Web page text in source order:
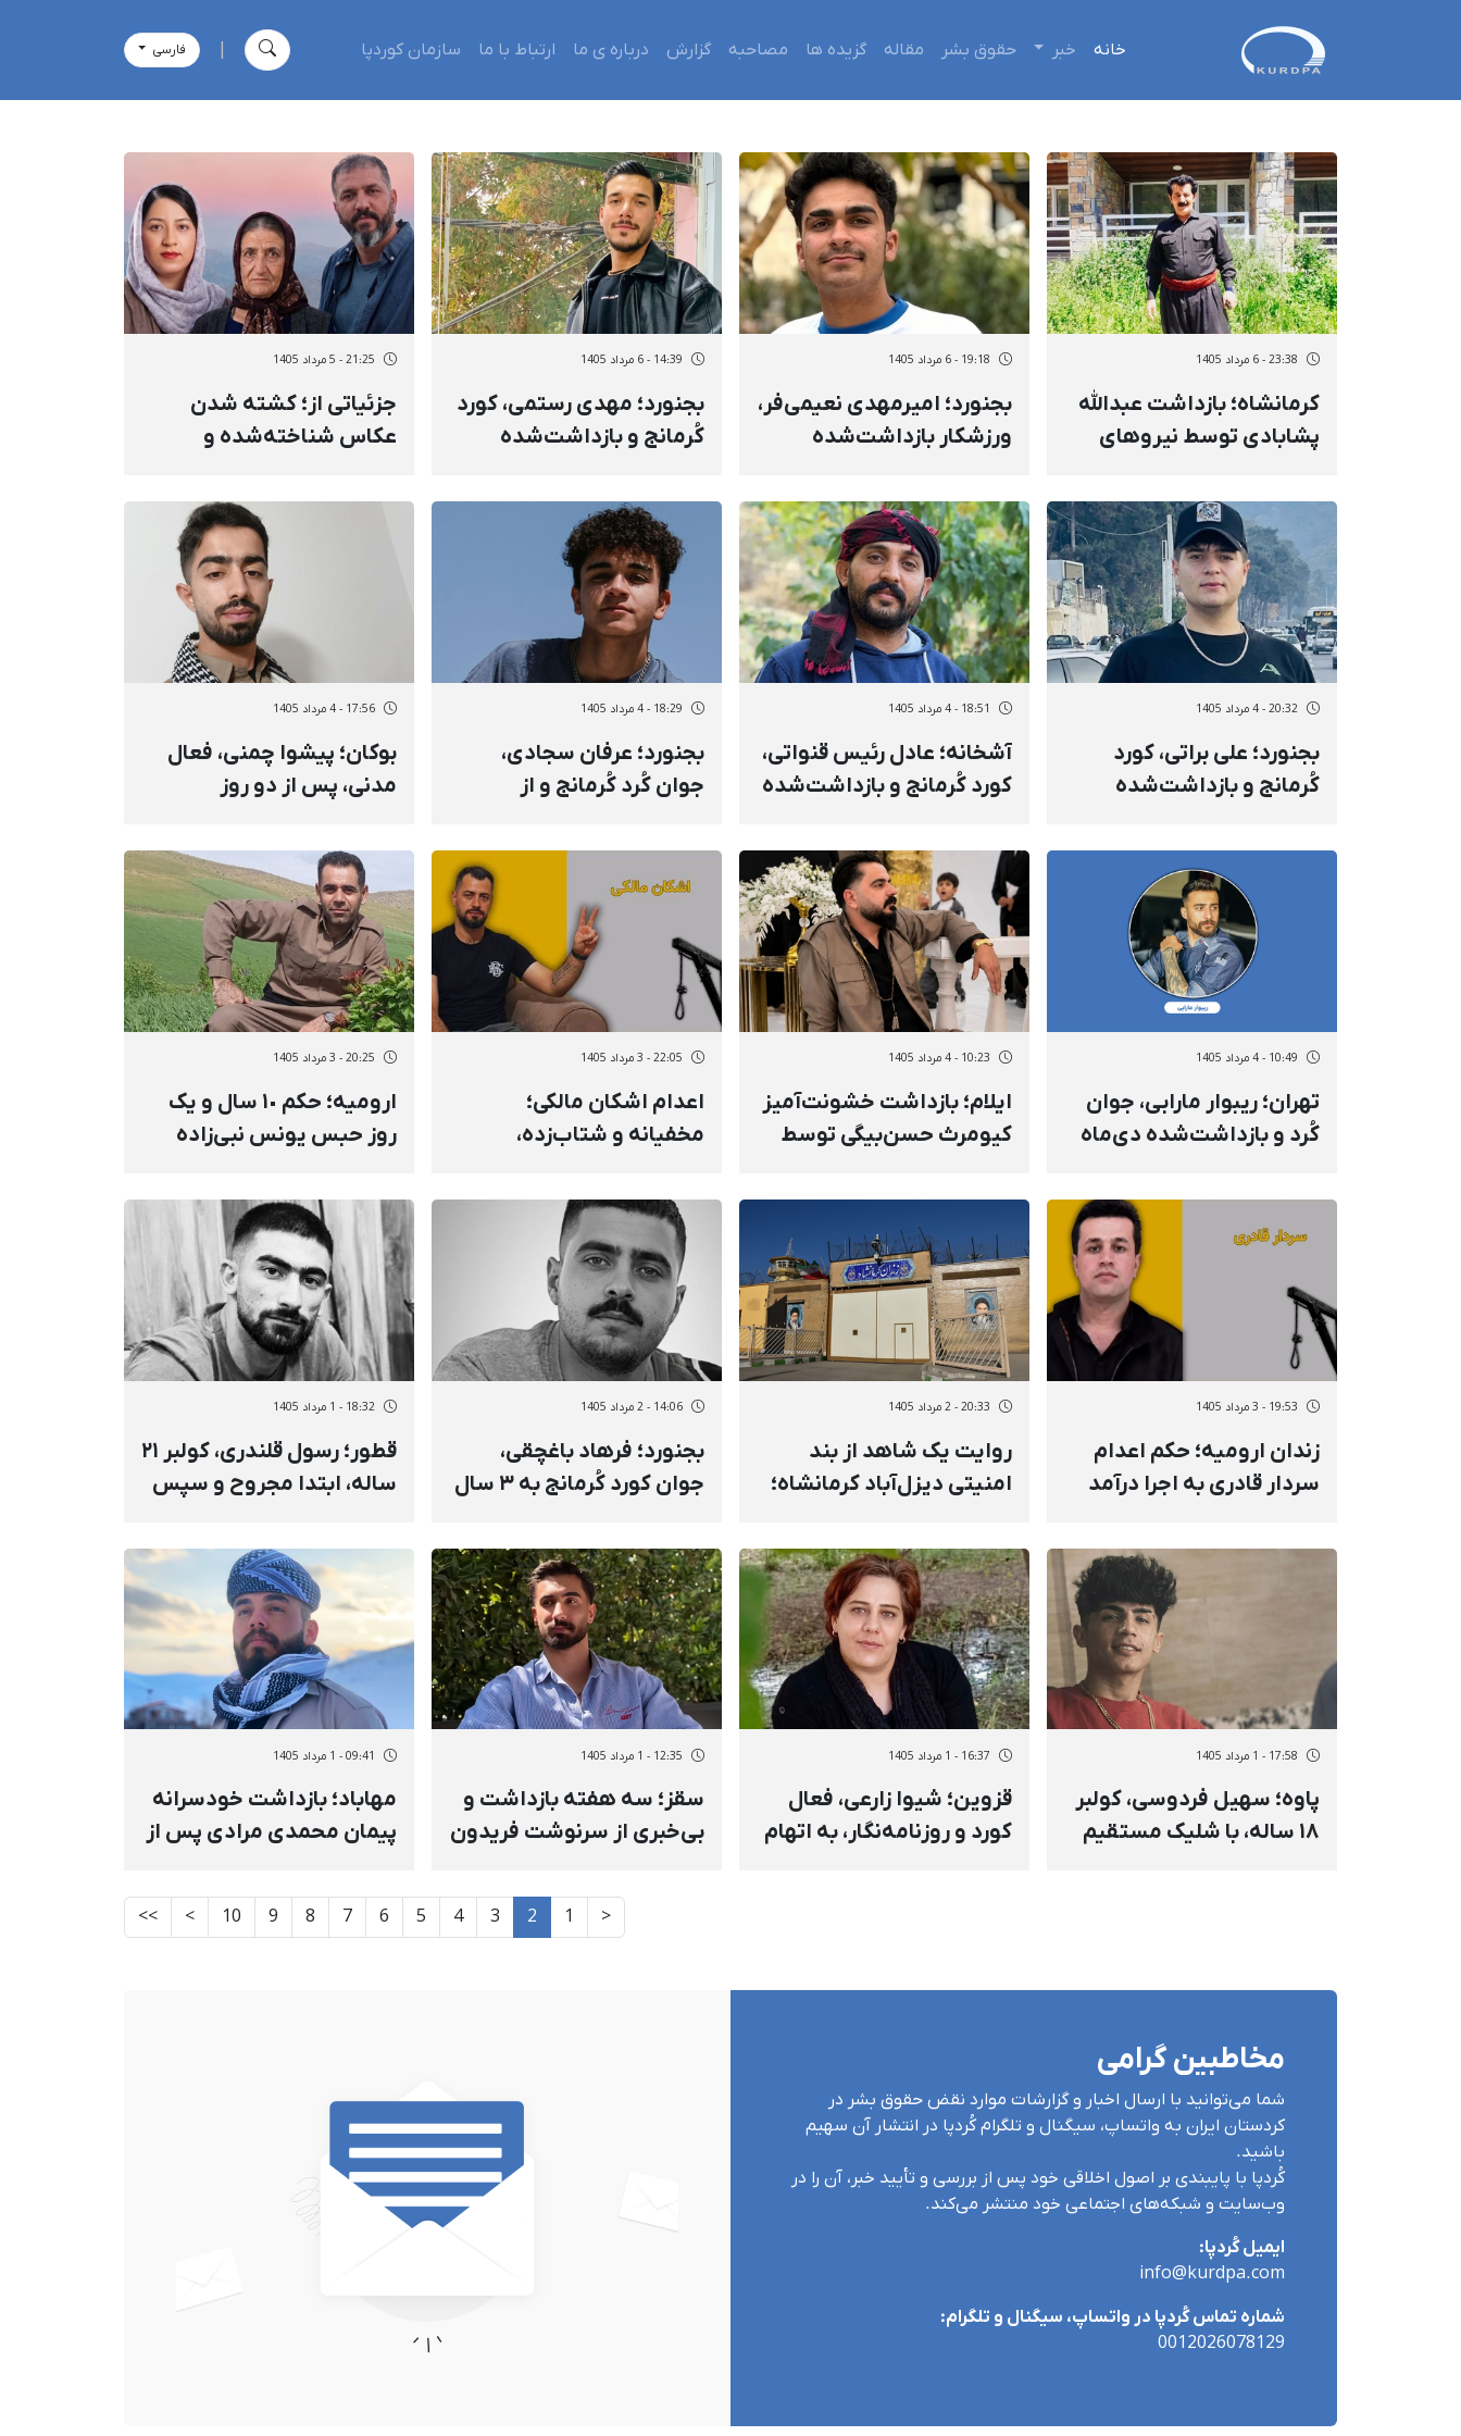
خانه خبر حقوق بشر مقاله گزیده ها مصاحبه گزارش درباره ی ما ارتباط با ما سازمان کوردپا فارسی
23:38 - 6 مرداد 1405
کرمانشاه؛ بازداشت عبدالله
پشابادی توسط نیروهای
نامعلوم
19:18 - 6 مرداد 1405
بجنورد؛ امیرمهدی نعیمی‌فر،
ورزشکار بازداشت‌شده
به حبس و جزای نقدی
محکوم شد
14:39 - 6 مرداد 1405
بجنورد؛ مهدی رستمی، کورد
کُرمانج و بازداشت‌شده
محکوم شد
21:25 - 5 مرداد 1405
جزئیاتی از؛ کشته شدن
عکاس شناخته‌شده و
نیروهای امنیتی مهدی
توکلی، مریم اصلانی و سمیه
20:32 - 4 مرداد 1405
بجنورد؛ علی براتی، کورد
کُرمانج و بازداشت‌شده
حبس محکوم شد
18:51 - 4 مرداد 1405
آشخانه؛ عادل رئیس قنواتی،
کورد کُرمانج و بازداشت‌شده
۹ ماه حبس محکوم شد
18:29 - 4 مرداد 1405
بجنورد؛ عرفان سجادی،
جوان کُرد کُرمانج و از
۶ ماه حبس و ۲۰۰ میلیون
تومان جریمه نقدی محکوم
17:56 - 4 مرداد 1405
بوکان؛ پیشوا چمنی، فعال
مدنی، پس از دو روز
تهدید شدید آزاد شد
10:49 - 4 مرداد 1405
تهران؛ ریبوار مارابی، جوان
کُرد و بازداشت‌شده دی‌ماه
زندان تهران بزرگ منتقل شد
10:23 - 4 مرداد 1405
ایلام؛ بازداشت خشونت‌آمیز
کیومرث حسن‌بیگی توسط
مکانی نامعلوم
22:05 - 3 مرداد 1405
اعدام اشکان مالکی؛
مخفیانه و شتاب‌زده،
تسخیری کاملا بی‌اطلاع
بودند و حتی اجازه باز کردن
کفن را نداشتند
20:25 - 3 مرداد 1405
ارومیه؛ حکم ١٠ سال و یک
روز حبس یونس نبی‌زاده
عینا تایید شد
19:53 - 3 مرداد 1405
زندان ارومیه؛ حکم اعدام
سردار قادری به اجرا درآمد
20:33 - 2 مرداد 1405
روایت یک شاهد از بند
امنیتی دیزل‌آباد کرمانشاه؛
تا محرومیت‌ و
ممنوعیت‌های شدید با
سازوکار بازداشتگاه‌های
امنیتی
14:06 - 2 مرداد 1405
بجنورد؛ فرهاد باغچقی،
جوان کورد کُرمانج به ۳ سال
محکوم شد
18:32 - 1 مرداد 1405
قطور؛ رسول قلندری، کولبر ۲۱
ساله، ابتدا مجروح و سپس
17:58 - 1 مرداد 1405
پاوه؛ سهیل فردوسی، کولبر
۱۸ ساله، با شلیک مستقیم
16:37 - 1 مرداد 1405
قزوین؛ شیوا زارعی، فعال
کورد و روزنامه‌نگار، به اتهام
12:35 - 1 مرداد 1405
سقز؛ سه هفته بازداشت و
بی‌خبری از سرنوشت فریدون
09:41 - 1 مرداد 1405
مهاباد؛ بازداشت خودسرانه
پیمان محمدی مرادی پس از
انتقال به مکانی نامعلوم
<
1
2
3
4
5
6
7
8
9
10
>
>>
مخاطبین گرامی
شما می‌توانید با ارسال اخبار و گزارشات موارد نقض حقوق بشر در
کردستان ایران بە واتساپ، سیگنال و تلگرام کُردپا در انتشار آن سهیم
باشید.
کُردپا با پایبندی بر اصول اخلاقی خود پس از بررسی و تأیید خبر، آن را در
وب‌سایت و شبکه‌های اجتماعی خود منتشر می‌کند.
ایمیل کُردپا:
info@kurdpa.com
شماره تماس کُردپا در واتساپ، سیگنال و تلگرام:
0012026078129